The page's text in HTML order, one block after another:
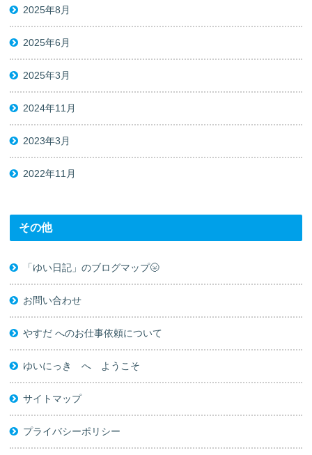
2025年8月
2025年6月
2025年3月
2024年11月
2023年3月
2022年11月
その他
「ゆい日記」のブログマップ🌝
お問い合わせ
やすだ へのお仕事依頼について
ゆいにっき へ ようこそ
サイトマップ
プライバシーポリシー